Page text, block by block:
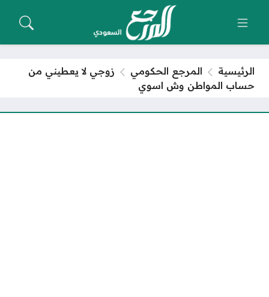
الرئيسية المرجع الحكومي
زوجي لا يعطيني من
حساب المواطن وش اسوي